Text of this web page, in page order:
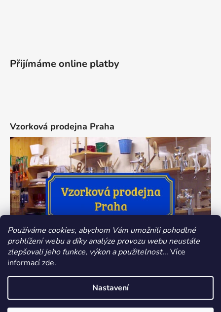
Používáme cookies, abychom Vám umožnili pohodlné
prohlížení webu a díky analýze provozu webu neustále
zlepšovali jeho funkce, výkon a použitelnost... Více
informacízde.
Nastavení
Přijímáme online platby
Vzorková prodejna Praha